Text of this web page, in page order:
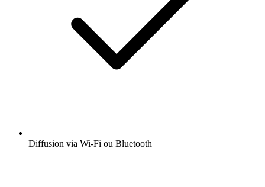
Diffusion via Wi-Fi ou Bluetooth